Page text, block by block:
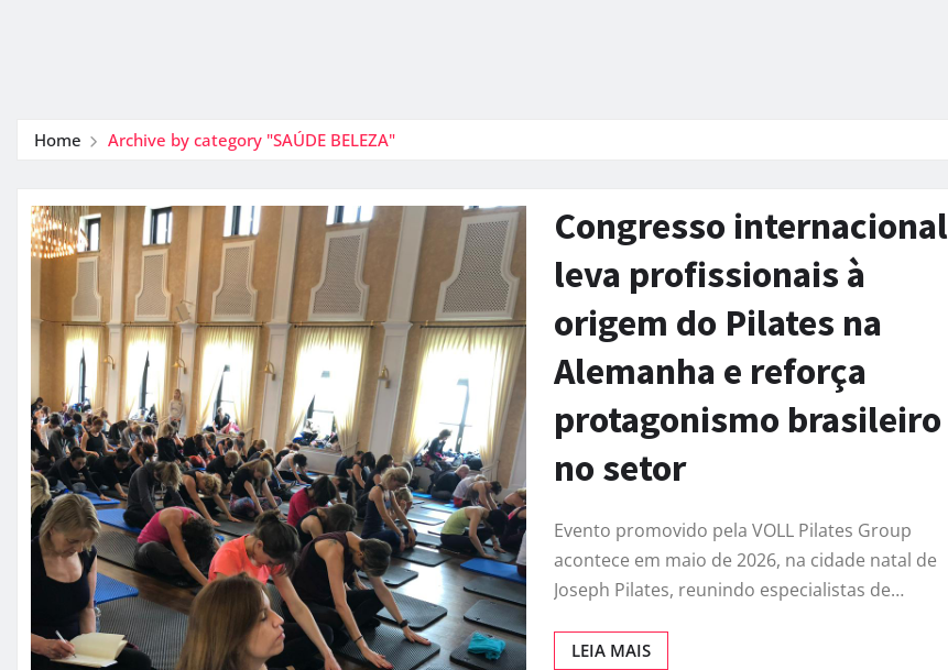
Home Archive by category "SAÚDE BELEZA"
Congresso internacional
leva profissionais à
origem do Pilates na
Alemanha e reforça
protagonismo brasileiro
no setor
Evento promovido pela VOLL Pilates Group
acontece em maio de 2026, na cidade natal de
Joseph Pilates, reunindo especialistas de…
LEIA MAIS